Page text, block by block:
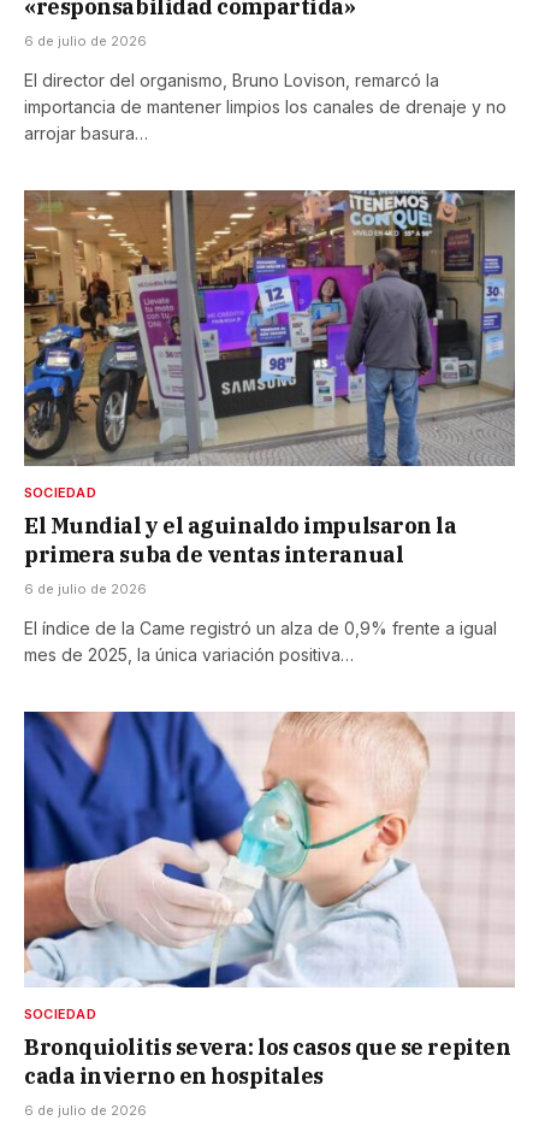
«responsabilidad compartida»
6 de julio de 2026
El director del organismo, Bruno Lovison, remarcó la
importancia de mantener limpios los canales de drenaje y no
arrojar basura…
SOCIEDAD
El Mundial y el aguinaldo impulsaron la
primera suba de ventas interanual
6 de julio de 2026
El índice de la Came registró un alza de 0,9% frente a igual
mes de 2025, la única variación positiva…
SOCIEDAD
Bronquiolitis severa: los casos que se repiten
cada invierno en hospitales
6 de julio de 2026